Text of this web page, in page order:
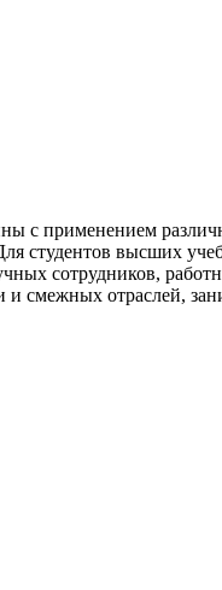
с применением
студентов высших
сотрудников,
смежных отраслей,